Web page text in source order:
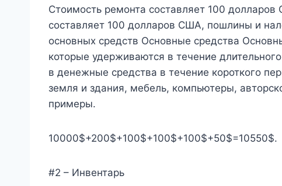
Стоимость ремонта составляет 100
составляет 100 долларов США, пошлины и
основных средств Основные средства
которые удерживаются в течение
в денежные средства в течение короткого
земля и здания, мебель, компьютеры,
примеры.
10000$+200$+100$+100$+100$+50$=10550$.
#2 – Инвентарь